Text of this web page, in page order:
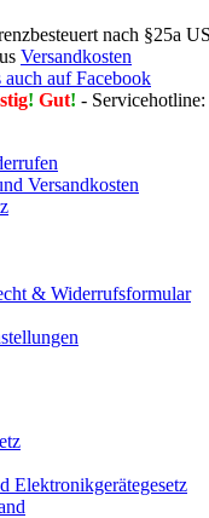
nach §25a
Versandkosten
auch auf Facebook
! Gut! -
Versandkosten
& Widerrufsformular
Elektronikgerätegesetz